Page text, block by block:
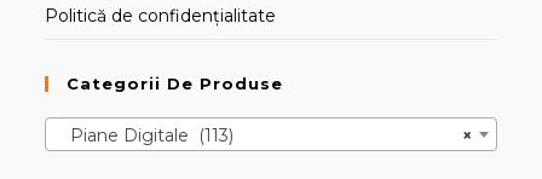
Politică de confidențialitate
Categorii De Produse
×
Piane Digitale (113)